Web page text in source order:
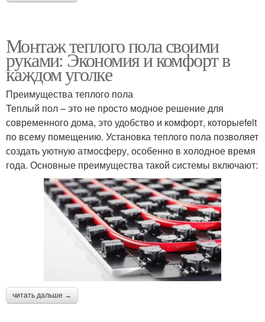
Монтаж теплого пола своими
руками: Экономия и комфорт в
каждом уголке
Преимущества теплого пола
Теплый пол – это не просто модное решение для
современного дома, это удобство и комфорт, которыеfelt
по всему помещению. Установка теплого пола позволяет
создать уютную атмосферу, особенно в холодное время
года. Основные преимущества такой системы включают:
читать дальше →